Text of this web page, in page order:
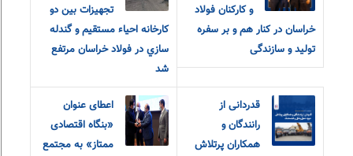
و‌ کارکنان فولاد
خراسان در کنار هم و بر سفره
تولید و سازندگی
تجهيزات بين دو
كارخانه احياء مستقيم و گندله
سازي در فولاد خراسان مرتفع
شد
قدردانی از
رانندگان و
همکاران پرتلاش
اعطای عنوان
«بنگاه اقتصادی
ممتاز» به مجتمع